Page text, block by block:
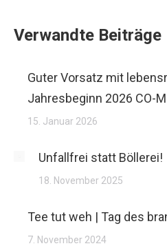
Verwandte Beiträge
Guter Vorsatz mit
Jahresbeginn 2026 CO-
15. Januar 2026
Unfallfrei statt Böllerei!
18. November 2025
Tee tut weh | Tag des
7. November 2024